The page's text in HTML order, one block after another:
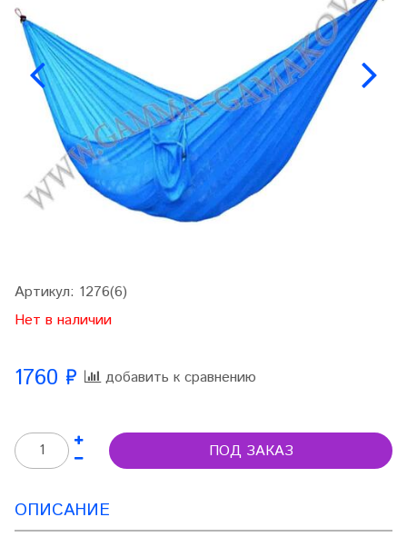
Артикул: 1276(6)
Нет в наличии
1760 ₽ добавить к сравнению
ПОД ЗАКАЗ
ОПИСАНИЕ